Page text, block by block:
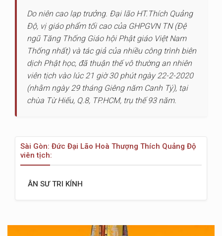
Do niên cao lạp trưởng. Đại lão HT.Thích Quảng
Độ, vị giáo phẩm tối cao của GHPGVN TN (Đệ
ngũ Tăng Thống Giáo hội Phật giáo Việt Nam
Thống nhất) và tác giả của nhiều công trình biên
dịch Phật học, đã thuận thế vô thường an nhiên
viên tịch vào lúc 21 giờ 30 phút ngày 22-2-2020
(nhằm ngày 29 tháng Giêng năm Canh Tý), tại
chùa Từ Hiếu, Q.8, TP.HCM, trụ thế 93 năm.
Sài Gòn: Đức Đại Lão Hoà Thượng Thích Quảng Độ
viên tịch:
ÂN SƯ TRI KÍNH